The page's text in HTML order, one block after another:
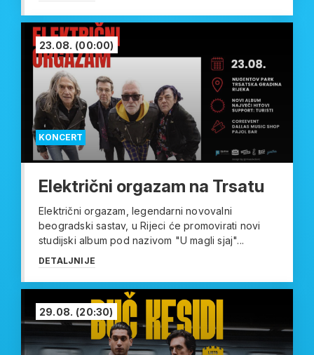
KONCERT
23.08. (00:00)
Električni orgazam na Trsatu
Električni orgazam, legendarni novovalni
beogradski sastav, u Rijeci će promovirati novi
studijski album pod nazivom "U magli sjaj"...
DETALJNIJE
29.08. (20:30)